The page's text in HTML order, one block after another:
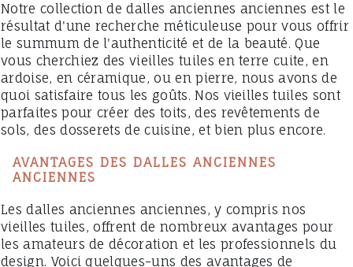
Notre collection de dalles anciennes anciennes est le
résultat d'une recherche méticuleuse pour vous offrir
le summum de l'authenticité et de la beauté. Que
vous cherchiez des vieilles tuiles en terre cuite, en
ardoise, en céramique, ou en pierre, nous avons de
quoi satisfaire tous les goûts. Nos vieilles tuiles sont
parfaites pour créer des toits, des revêtements de
sols, des dosserets de cuisine, et bien plus encore.
AVANTAGES DES DALLES ANCIENNES
ANCIENNES
Les dalles anciennes anciennes, y compris nos
vieilles tuiles, offrent de nombreux avantages pour
les amateurs de décoration et les professionnels du
design. Voici quelques-uns des avantages de